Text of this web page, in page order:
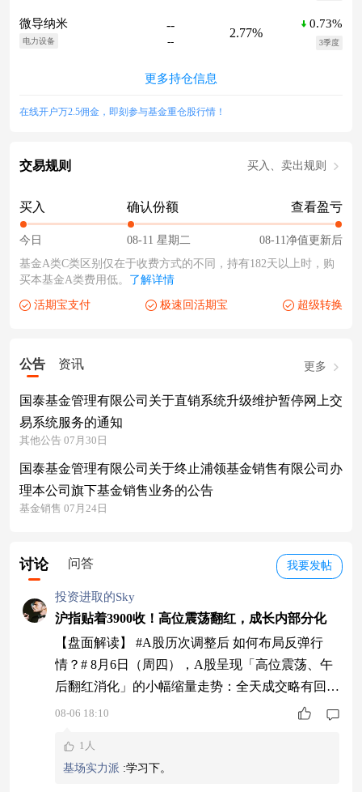
微导纳米
电力设备
--
--
2.77%
0.73%
3季度
更多持仓信息
在线开户万2.5佣金，即刻参与基金重仓股行情！
交易规则 买入、卖出规则
买入
今日
确认份额
08-11 星期二
查看盈亏
08-11净值更新后
基金A类C类区别仅在于收费方式的不同，持有182天以上时，购
买本基金A类费用低。 了解详情
活期宝支付 极速回活期宝 超级转换
公告 资讯 更多
国泰基金管理有限公司关于直销系统升级维护暂停网上交
易系统服务的通知
其他公告 07月30日
国泰基金管理有限公司关于终止浦领基金销售有限公司办
理本公司旗下基金销售业务的公告
基金销售 07月24日
我要发帖
讨论 问答
投资进取的Sky
沪指贴着3900收！高位震荡翻红，成长内部分化
【盘面解读】 #A股历次调整后 如何布局反弹行
情？# 8月6日（周四），A股呈现「高位震荡、午
后翻红消化」的小幅缩量走势：全天成交略有回
落，跷跷板依旧——沪指+0.57% 收报3900.35点 主
科创50+0.45% 小幅收红，北证50+0.31% 跟涨。昨
日放量突破后，今日转入压力消化，成长内部分
08-06 18:10
1人
基场实力派 :学习下。